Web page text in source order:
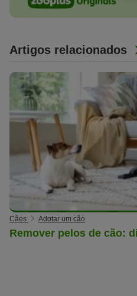
Artigos relacionados
Cães Adotar um cão
Remover pelos de cão: